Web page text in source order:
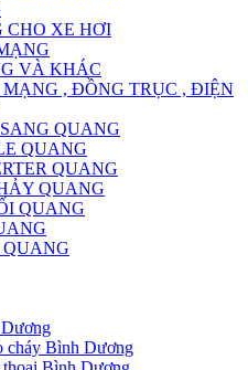
CHO XE HƠI
VÀ KHÁC
, ĐỒNG TRỤC , ĐIỆN
QUANG
QUANG
QUANG
QUANG
QUANG
cháy Bình Dương